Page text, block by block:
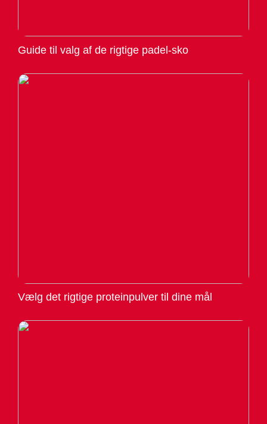
Guide til valg af de rigtige padel-sko
Vælg det rigtige proteinpulver til dine mål